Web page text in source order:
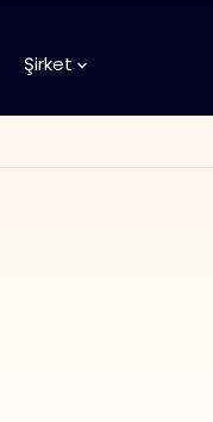
Şirket